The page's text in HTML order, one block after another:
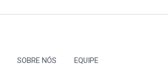
SOBRE NÓS EQUIPE